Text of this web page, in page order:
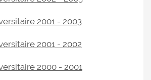
2001 - 2003
2001 - 2002
2000 - 2001